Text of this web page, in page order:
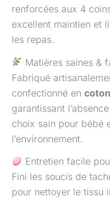
renforcées aux 4
excellent maintien et
les repas.
Matières saines &
Fabriqué
confectionné en
garantissant
choix sain pour bébé
l’environnement.
Entretien facile
Fini les soucis de
pour nettoyer le tissu